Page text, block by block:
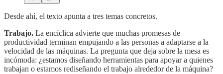
Desde ahí, el texto apunta a tres temas concretos.
Trabajo. La encíclica advierte que muchas promesas de
productividad terminan empujando a las personas a adaptarse a la
velocidad de las máquinas. La pregunta que deja sobre la mesa es
incómoda: ¿estamos diseñando herramientas para apoyar a quienes
trabajan o estamos rediseñando el trabajo alrededor de la máquina?